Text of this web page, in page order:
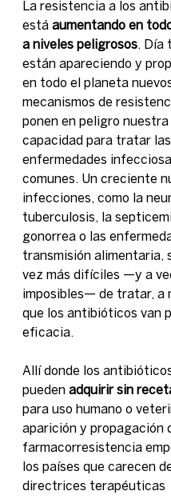
La resistencia a los
está aumentando en
a niveles peligrosos. Día
están apareciendo y
en todo el planeta
mecanismos de
ponen en peligro nuestra
capacidad para tratar las
enfermedades
comunes. Un creciente
infecciones, como la
tuberculosis, la
gonorrea o las
transmisión alimentaria,
vez más difíciles —y a
imposibles— de tratar, a
que los antibióticos van
eficacia.
Allí donde los
pueden adquirir sin
para uso humano o
aparición y propagación
farmacorresistencia
los países que carecen
directrices terapéuticas